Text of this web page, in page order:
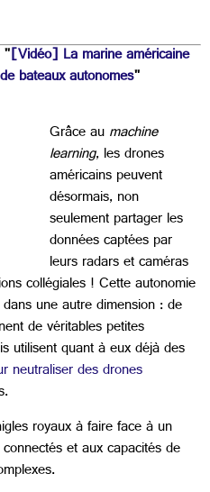
"[Vidéo] La marine américaine
bateaux autonomes"
Grâce aumachine
learning, les drones
américains peuvent
désormais, non
seulement partager les
données captées par
leurs radars et caméras
collégiales ! Cette autonomie
une autre dimension : de
de véritables petites
utilisent quant à eux déjà des
neutraliser des drones
royaux à faire face à un
et aux capacités de